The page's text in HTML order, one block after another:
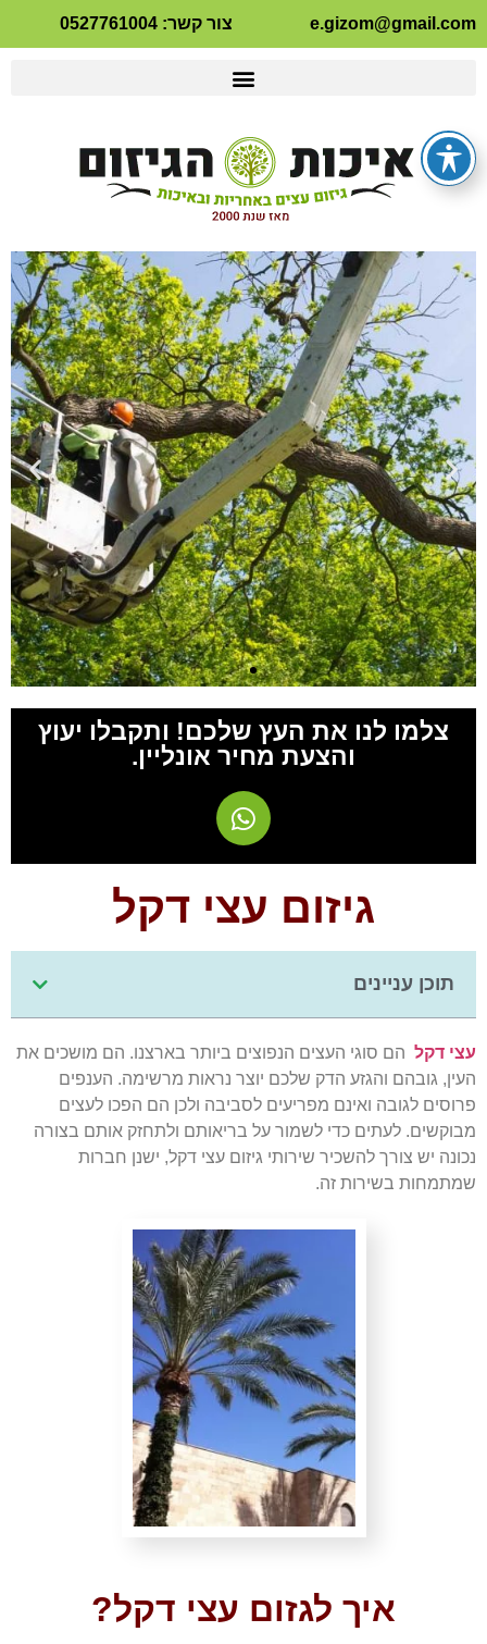
e.gizom@gmail.com צור קשר: 0527761004
לשיחת יעוץ חינם חייגו
צלמו לנו את העץ שלכם! ותקבלו יעוץ
והצעת מחיר אונליין.
גיזום עצי דקל
תוכן עניינים
עצי דקל הם סוגי העצים הנפוצים ביותר בארצנו. הם מושכים את
העין, גובהם והגזע הדק שלכם יוצר נראות מרשימה. הענפים
פרוסים לגובה ואינם מפריעים לסביבה ולכן הם הפכו לעצים
מבוקשים. לעתים כדי לשמור על בריאותם ולתחזק אותם בצורה
נכונה יש צורך להשכיר שירותי גיזום עצי דקל, ישנן חברות
שמתמחות בשירות זה.
איך לגזום עצי דקל?